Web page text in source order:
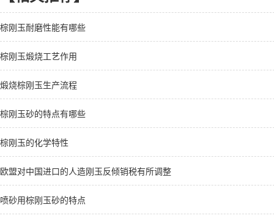
棕刚玉耐磨性能有哪些
棕刚玉煅烧工艺作用
煅烧棕刚玉生产流程
棕刚玉砂的特点有哪些
棕刚玉的化学特性
欧盟对中国进口的人造刚玉反倾销税有所调整
喷砂用棕刚玉砂的特点